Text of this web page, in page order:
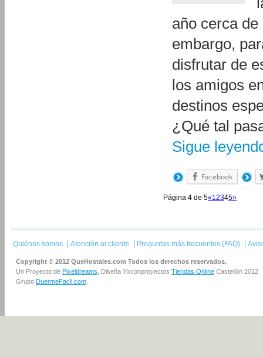
año cerca
embargo,
disfrutar de
los amigos
destinos
¿Qué tal
Sigue
Facebook
Página 4 de 5«12345»
Quiénes somos Atención al cliente Preguntas más frecuentes (FAQ)
Copyright © 2012 QueHostales.com Todos los derechos reservados.
Un Proyecto de Pixeldreams , Diseña Yxconproyectos Tiendas Online Castellón 2012
Grupo DuermeFacil.com